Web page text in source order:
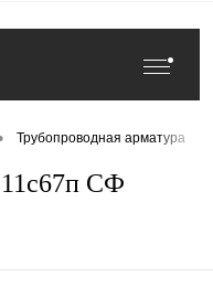
Трубопроводная арматура
СФ